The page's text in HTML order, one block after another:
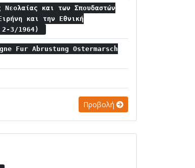
Νεολαίας και των Σπουδαστών
και την Εθνική
2-3/1964)
Fur Abrustung Ostermarsch
Προβολή